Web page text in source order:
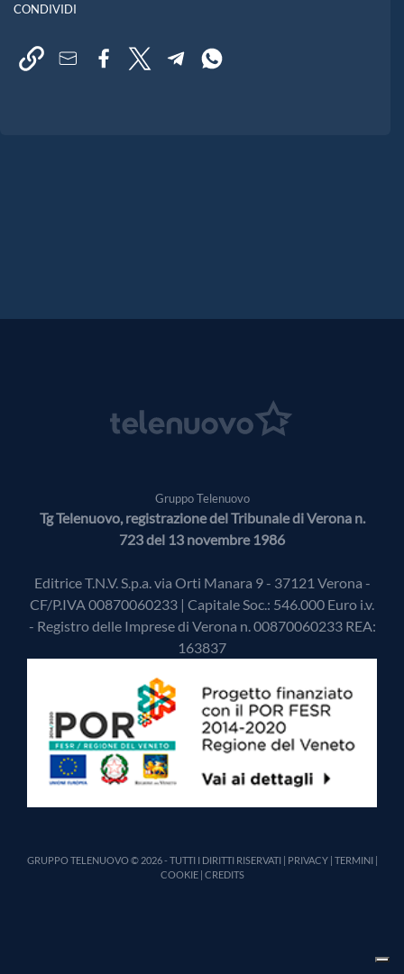
CONDIVIDI
Gruppo Telenuovo
Tg Telenuovo, registrazione del Tribunale di Verona n.
723 del 13 novembre 1986
Editrice T.N.V. S.p.a. via Orti Manara 9 - 37121 Verona -
CF/P.IVA 00870060233 | Capitale Soc.: 546.000 Euro i.v.
- Registro delle Imprese di Verona n. 00870060233 REA:
163837
GRUPPO TELENUOVO © 2026 - TUTTI I DIRITTI RISERVATI | PRIVACY| TERMINI|
COOKIE| CREDITS